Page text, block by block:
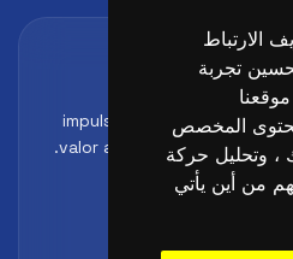
الارتباط
تجربة
المخصص
، وتحليل حركة
من أين يأتي
Formación,
impulsar el perfil
valor ante clubes,